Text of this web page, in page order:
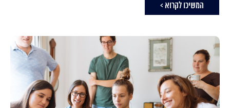
המשיכו לקרוא >